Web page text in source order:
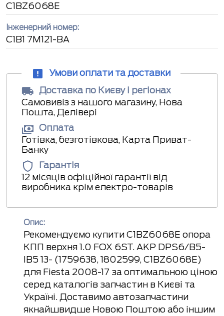
C1BZ6068E
Інженерний номер:
C1B1 7M121-BA
Умови оплати та доставки
Доставка по Києву і регіонах
Самовивіз з нашого магазину, Нова
Пошта, Делівері
Оплата
Готівка, безготівкова, Карта Приват-
Банку
Гарантія
12 місяців офіційної гарантії від
виробника крім електро-товарів
Опис:
Рекомендуємо купити C1BZ6068E опора
КПП верхня 1.0 FOX 6ST. AKP DPS6/B5-
IB5 13- (1759638, 1802599, C1BZ6068E)
для Fiesta 2008-17 за оптимальною ціною
серед каталогів запчастин в Києві та
Україні. Доставимо автозапчастини
якнайшвидше Новою Поштою або іншим